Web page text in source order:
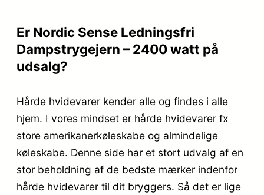
Er Nordic Sense Ledningsfri
Dampstrygejern – 2400 watt på
udsalg?
Hårde hvidevarer kender alle og findes i alle
hjem. I vores mindset er hårde hvidevarer fx
store amerikanerkøleskabe og almindelige
køleskabe. Denne side har et stort udvalg af en
stor beholdning af de bedste mærker indenfor
hårde hvidevarer til dit bryggers. Så det er lige